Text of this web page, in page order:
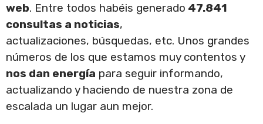
web. Entre todos habéis generado 47.841
consultas a noticias,
actualizaciones, búsquedas, etc. Unos grandes
números de los que estamos muy contentos y
nos dan energía para seguir informando,
actualizando y haciendo de nuestra zona de
escalada un lugar aun mejor.